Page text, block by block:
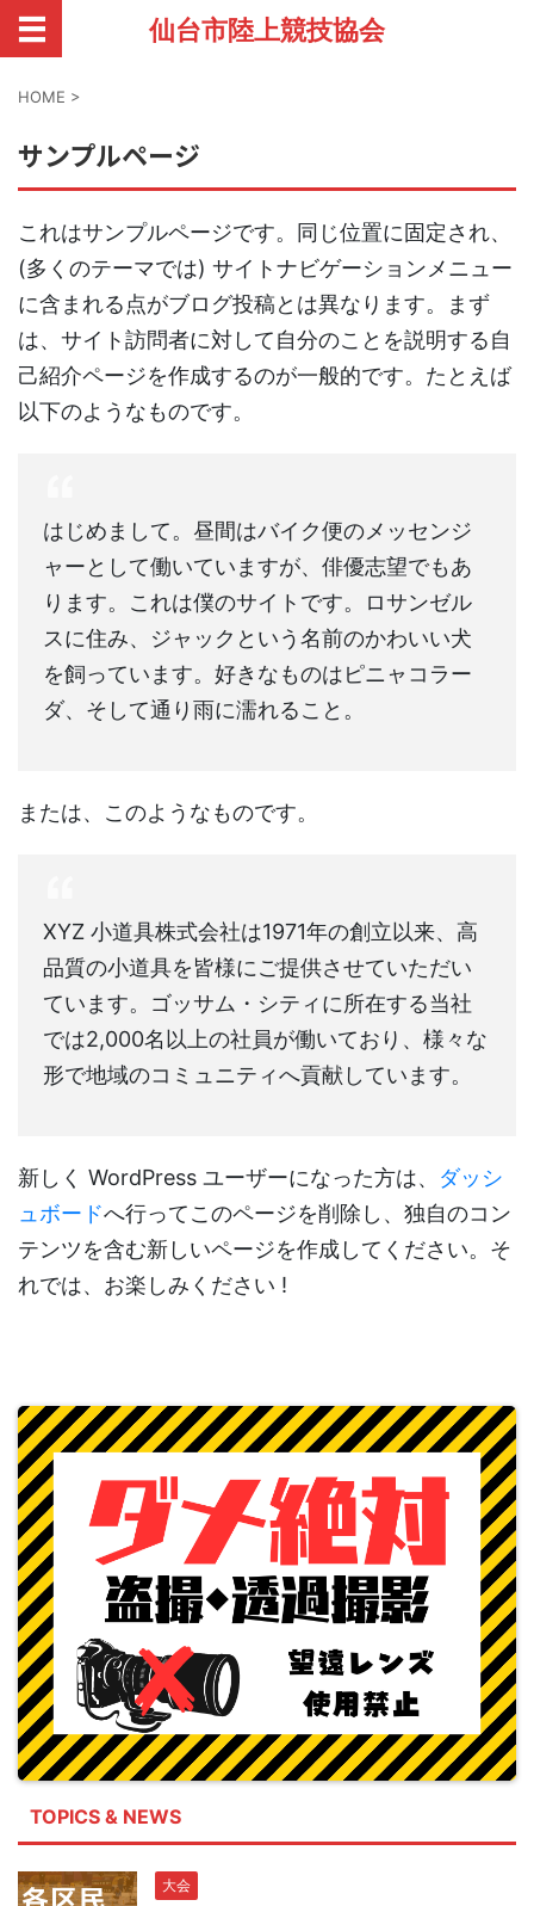
仙台市陸上競技協会
HOME >
サンプルページ
これはサンプルページです。同じ位置に固定され、
(多くのテーマでは) サイトナビゲーションメニュー
に含まれる点がブログ投稿とは異なります。まず
は、サイト訪問者に対して自分のことを説明する自
己紹介ページを作成するのが一般的です。たとえば
以下のようなものです。
はじめまして。昼間はバイク便のメッセンジ
ャーとして働いていますが、俳優志望でもあ
ります。これは僕のサイトです。ロサンゼル
スに住み、ジャックという名前のかわいい犬
を飼っています。好きなものはピニャコラー
ダ、そして通り雨に濡れること。
または、このようなものです。
XYZ 小道具株式会社は1971年の創立以来、高
品質の小道具を皆様にご提供させていただい
ています。ゴッサム・シティに所在する当社
では2,000名以上の社員が働いており、様々な
形で地域のコミュニティへ貢献しています。
新しく WordPress ユーザーになった方は、 ダッシ
ュボードへ行ってこのページを削除し、独自のコン
テンツを含む新しいページを作成してください。そ
れでは、お楽しみください !
TOPICS & NEWS
大会